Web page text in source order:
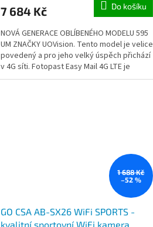
7 684 Kč Do košíku
NOVÁ GENERACE OBLÍBENÉHO MODELU 595
UM ZNAČKY UOVision. Tento model je velice
povedený a pro jeho velký úspěch přichází
v 4G síti. Fotopast Easy Mail 4G LTE je
výkonná a...
1 688 Kč
–52 %
GO CSA AB-SX26 WiFi SPORTS -
kvalitní sportovní WiFi kamera